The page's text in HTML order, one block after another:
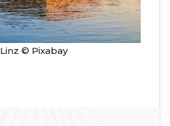
Linz © Pixabay